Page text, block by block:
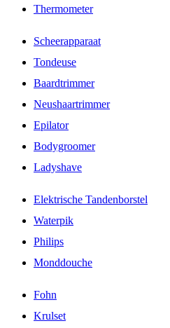
Thermometer
Scheerapparaat
Tondeuse
Baardtrimmer
Neushaartrimmer
Epilator
Bodygroomer
Ladyshave
Elektrische Tandenborstel
Waterpik
Philips
Monddouche
Fohn
Krulset